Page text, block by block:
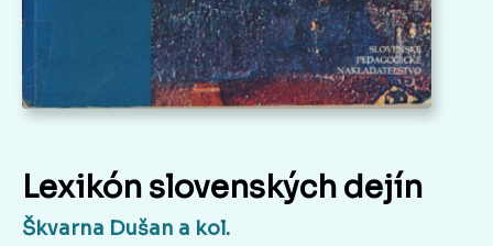
Lexikón slovenských dejín
Škvarna Dušan a kol.